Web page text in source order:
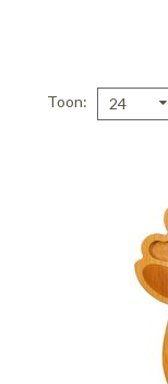
Toon 24